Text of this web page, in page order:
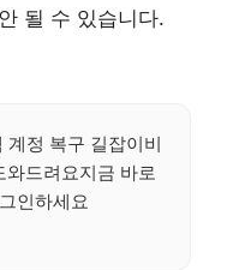
될 수 있습니다.
계정 복구 길잡이비
드려요지금 바로
인하세요